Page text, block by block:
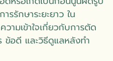
รรักษาระยะยาว ใน
ามเข้าใจเกี่ยวกับการตัด
ข้อดี และวิธีดูแลหลังทำ